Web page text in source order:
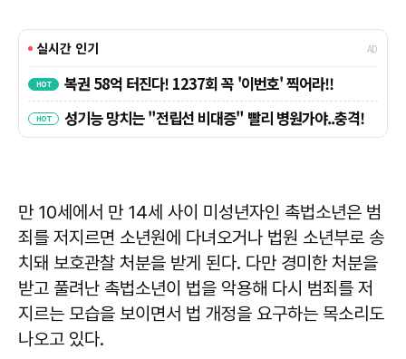
만 10세에서 만 14세 사이 미성년자인 촉법소년은 범
죄를 저지르면 소년원에 다녀오거나 법원 소년부로 송
치돼 보호관찰 처분을 받게 된다. 다만 경미한 처분을
받고 풀려난 촉법소년이 법을 악용해 다시 범죄를 저
지르는 모습을 보이면서 법 개정을 요구하는 목소리도
나오고 있다.